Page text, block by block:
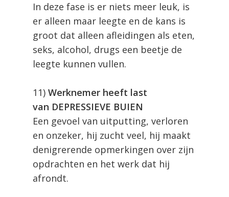
In deze fase is er niets meer leuk, is
er alleen maar leegte en de kans is
groot dat alleen afleidingen als eten,
seks, alcohol, drugs een beetje de
leegte kunnen vullen.
11) Werknemer heeft last
van DEPRESSIEVE BUIEN
Een gevoel van uitputting, verloren
en onzeker, hij zucht veel, hij maakt
denigrerende opmerkingen over zijn
opdrachten en het werk dat hij
afrondt.